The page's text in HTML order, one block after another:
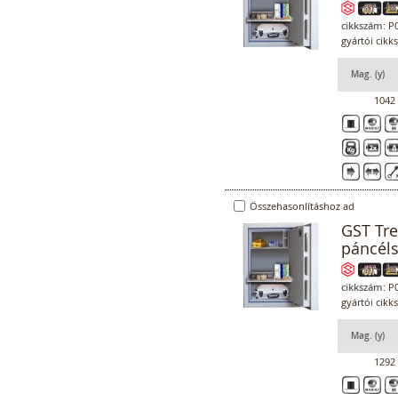
cikkszám:
gyártói
Mag. (y)
1042
Összehasonlításhoz ad
GST
cikkszám:
gyártói
Mag. (y)
1292